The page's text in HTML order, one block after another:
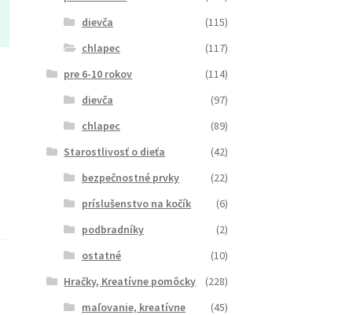
dievča
(115)
chlapec
(117)
pre 6-10 rokov
(114)
dievča
(97)
chlapec
(89)
Starostlivosť o dieťa
(42)
bezpečnostné prvky
(22)
príslušenstvo na kočík
(6)
podbradníky
(2)
ostatné
(10)
Hračky, Kreatívne pomôcky
(228)
maľovanie, kreatívne
(45)